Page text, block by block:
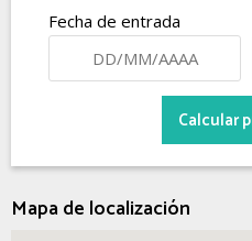
Fecha de entrada
Mapa de localización